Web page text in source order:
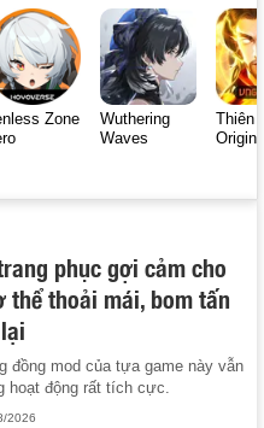
Zone
Wuthering
Waves
Thiên
Origin
phục gợi cảm cho
thoải mái, bom tấn
đồng mod của tựa game này vẫn
hoạt động rất tích cực.
2026